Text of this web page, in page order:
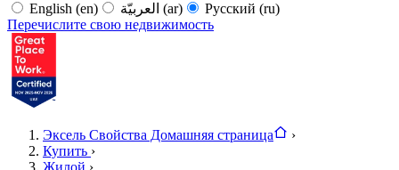
English (en) (ar) Русский (ru)
Перечислите свою недвижимость
Эксель Свойства Домашняя страница
›
Купить ›
Жилой ›